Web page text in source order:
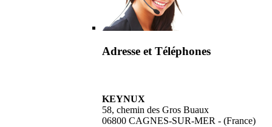
Adresse et Téléphones
KEYNUX
58, chemin des Gros Buaux
06800 CAGNES-SUR-MER - (France)